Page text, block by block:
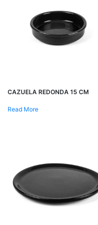
CAZUELA REDONDA 15 CM
Read More